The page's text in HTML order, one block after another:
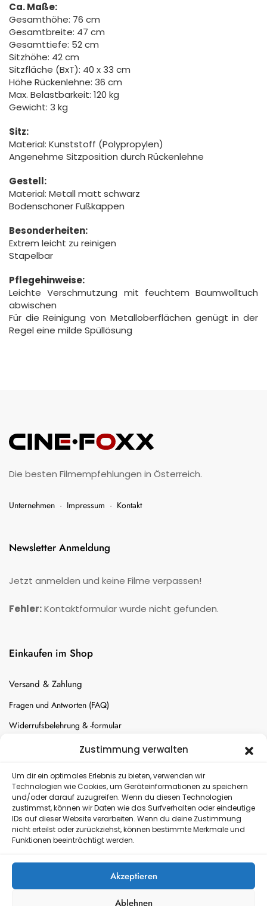
Zustimmung verwalten
Um dir ein optimales Erlebnis zu bieten, verwenden wir
Technologien wie Cookies, um Geräteinformationen zu speichern
und/oder darauf zuzugreifen. Wenn du diesen Technologien
zustimmst, können wir Daten wie das Surfverhalten oder eindeutige
IDs auf dieser Website verarbeiten. Wenn du deine Zustimmung
nicht erteilst oder zurückziehst, können bestimmte Merkmale und
Funktionen beeinträchtigt werden.
Akzeptieren
Ablehnen
Ca. Maße:
Gesamthöhe: 76 cm
Gesamtbreite: 47 cm
Gesamttiefe: 52 cm
Sitzhöhe: 42 cm
Sitzfläche (BxT): 40 x 33 cm
Höhe Rückenlehne: 36 cm
Max. Belastbarkeit: 120 kg
Gewicht: 3 kg
Sitz:
Material: Kunststoff (Polypropylen)
Angenehme Sitzposition durch Rückenlehne
Gestell:
Material: Metall matt schwarz
Bodenschoner Fußkappen
Besonderheiten:
Extrem leicht zu reinigen
Stapelbar
Pflegehinweise:
Leichte Verschmutzung mit feuchtem Baumwolltuch
abwischen
Für die Reinigung von Metalloberflächen genügt in der
Regel eine milde Spüllösung
Die besten Filmempfehlungen in Österreich.
Unternehmen · Impressum · Kontakt
Newsletter Anmeldung
Jetzt anmelden und keine Filme verpassen!
Fehler:Kontaktformular wurde nicht gefunden.
Einkaufen im Shop
Versand & Zahlung
Fragen und Antworten (FAQ)
Widerrufsbelehrung & -formular
Batterien-Entsorgung
Versand
Kostenloser Rückversand